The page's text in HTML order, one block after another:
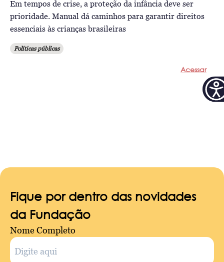
Em tempos de crise, a proteção da infância deve ser
prioridade. Manual dá caminhos para garantir direitos
essenciais às crianças brasileiras
Políticas públicas
Acessar
Fique por dentro das novidades
da Fundação
Nome Completo